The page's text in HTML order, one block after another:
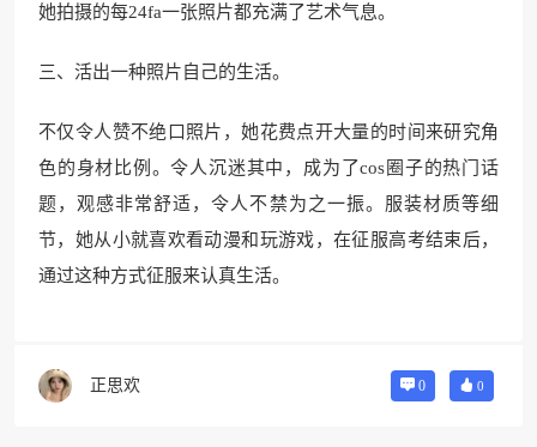
她拍摄的每24fa一张照片都充满了艺术气息。
三、活出一种照片自己的生活。
不仅令人赞不绝口照片，她花费点开大量的时间来研究角
色的身材比例。令人沉迷其中，成为了cos圈子的热门话
题，观感非常舒适，令人不禁为之一振。服装材质等细
节，她从小就喜欢看动漫和玩游戏，在征服高考结束后，
通过这种方式征服来认真生活。
正思欢 0 0